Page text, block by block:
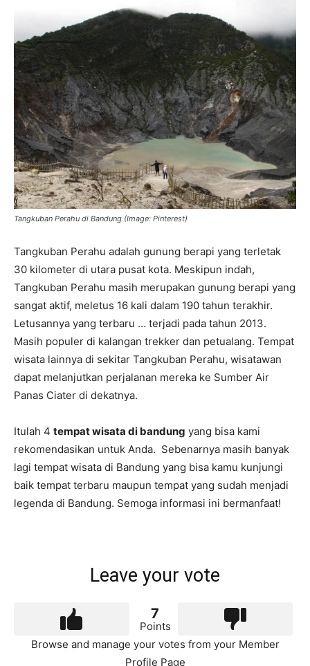
Tangkuban Perahu di Bandung (Image: Pinterest)
Tangkuban Perahu adalah gunung berapi yang terletak
30 kilometer di utara pusat kota. Meskipun indah,
Tangkuban Perahu masih merupakan gunung berapi yang
sangat aktif, meletus 16 kali dalam 190 tahun terakhir.
Letusannya yang terbaru … terjadi pada tahun 2013.
Masih populer di kalangan trekker dan petualang. Tempat
wisata lainnya di sekitar Tangkuban Perahu, wisatawan
dapat melanjutkan perjalanan mereka ke Sumber Air
Panas Ciater di dekatnya.
Itulah 4 tempat wisata di bandung yang bisa kami
rekomendasikan untuk Anda. Sebenarnya masih banyak
lagi tempat wisata di Bandung yang bisa kamu kunjungi
baik tempat terbaru maupun tempat yang sudah menjadi
legenda di Bandung. Semoga informasi ini bermanfaat!
Leave your vote
7
Points
Browse and manage your votes from your Member
Profile Page